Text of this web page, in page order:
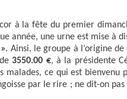
à la fête du premier
année, une urne est mise à
. Ainsi, le groupe à l’origine
de3550.00 €, à la présidente
ce qui est
par le rire ; ne dit-on